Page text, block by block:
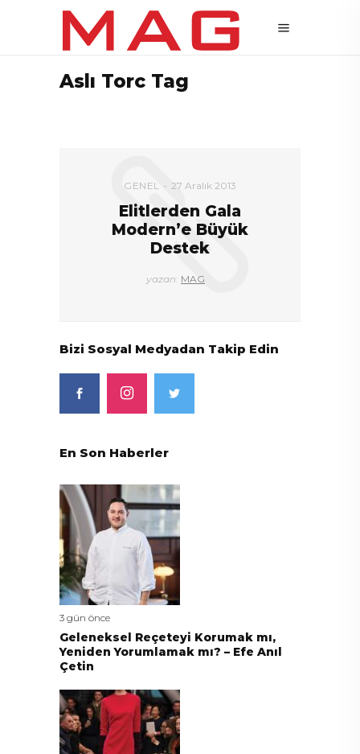
Aslı Torc Tag
GENEL 27 Aralık 2013
Elitlerden Gala
Modern’e Büyük
Destek
yazan: MAG
Bizi Sosyal Medyadan Takip Edin
En Son Haberler
3 gün önce
Geleneksel Reçeteyi Korumak mı,
Yeniden Yorumlamak mı? – Efe Anıl
Çetin